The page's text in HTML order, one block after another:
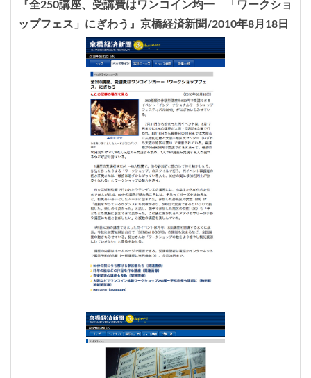
『全250講座、受講費はワンコイン均一 「ワークショ
ップフェス」にぎわう』京橋経済新聞/2010年8月18日